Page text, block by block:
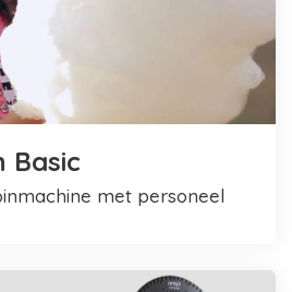
Basic
met personeel